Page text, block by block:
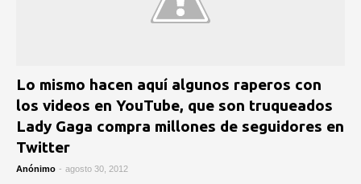
Lo mismo hacen aquí algunos raperos con
los videos en YouTube, que son truqueados
Lady Gaga compra millones de seguidores en
Twitter
Anónimo - agosto 30, 2012